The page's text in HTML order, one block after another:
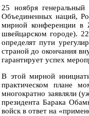
25 ноября
Объединенных наций,
мирной конференции в
швейцарском городе).
определят пути
страной до окончания
гарантирует успех
В этой мирной
практическом плане
многократно заявляли
президента Барака
войск в ответ на